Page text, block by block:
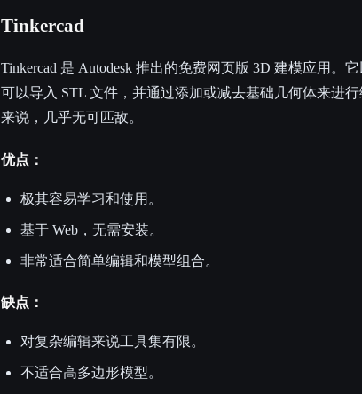
Tinkercad
Tinkercad 是 Autodesk 推出的免费网页版 3D 建模应用。
可以导入 STL 文件，并通过添加或减去基础几何体来进
来说，几乎无可匹敌。
优点：
极其容易学习和使用。
基于 Web，无需安装。
非常适合简单编辑和模型组合。
缺点：
对复杂编辑来说工具集有限。
不适合高多边形模型。